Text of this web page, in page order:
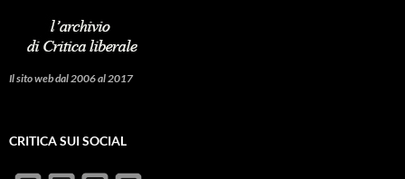
Il sito web dal 2006 al 2017
CRITICA SUI SOCIAL